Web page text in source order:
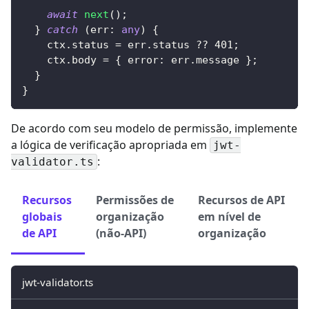
await next ( ) ;
}
catch (err: any)
{
    ctx
. status = err. status ?? 401 ;
    ctx
. body = { error: err.message } ;
}
}
De acordo com seu modelo de permissão, implemente
a lógica de verificação apropriada em
jwt-
validator.ts :
Recursos
globais
de API
Permissões de
organização
(não-API)
Recursos de API
em nível de
organização
jwt-validator.ts